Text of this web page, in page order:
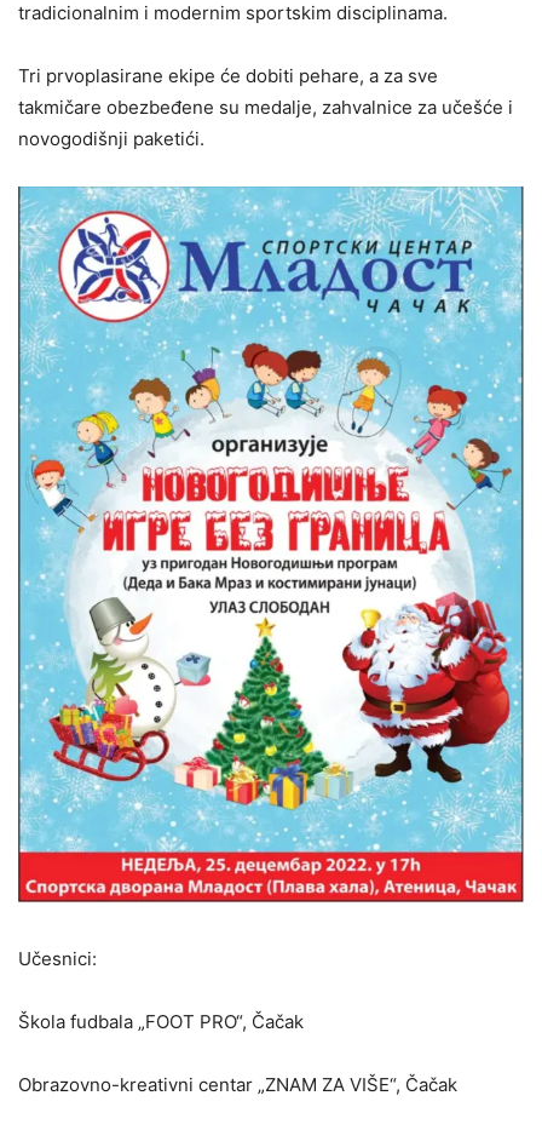
tradicionalnim i modernim sportskim disciplinama.
Tri prvoplasirane ekipe će dobiti pehare, a za sve
takmičare obezbeđene su medalje, zahvalnice za učešće i
novogodišnji paketići.
Učesnici:
Škola fudbala „FOOT PRO“, Čačak
Obrazovno-kreativni centar „ZNAM ZA VIŠE“, Čačak